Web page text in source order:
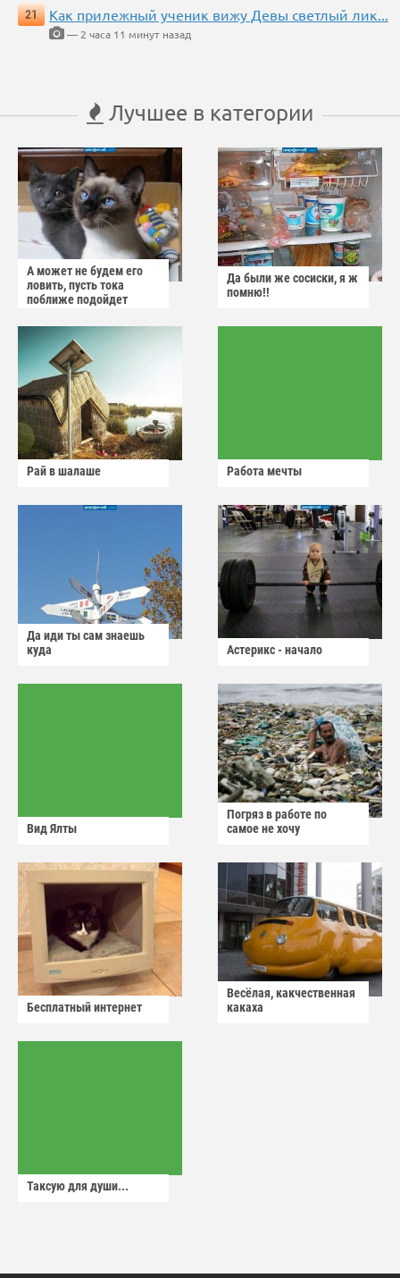
21
Как прилежный ученик вижу Девы светлый лик...
— 2 часа 11 минут назад
Лучшее в категории
А может не будем его
ловить, пусть тока
поближе подойдет
Да были же сосиски, я ж
помню!!
Рай в шалаше Работа мечты
Да иди ты сам знаешь
куда
Астерикс - начало
Вид Ялты
Погряз в работе по
самое не хочу
Бесплатный интернет
Весёлая, какчественная
какаха
Таксую для души...